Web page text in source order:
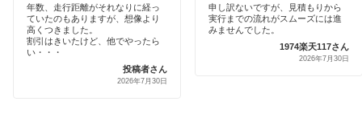
野々市市
土日祝OK
代車あり
年数、走行距離がそれなりに経っ
ていたのもありますが、想像より
高くつきました。
割引はきいたけど、他でやったら
い・・・
投稿者さん
2026年7月30日
申し訳ないですが、見積もりから
実行までの流れがスムーズには進
みませんでした。
1974楽天117さん
2026年7月30日